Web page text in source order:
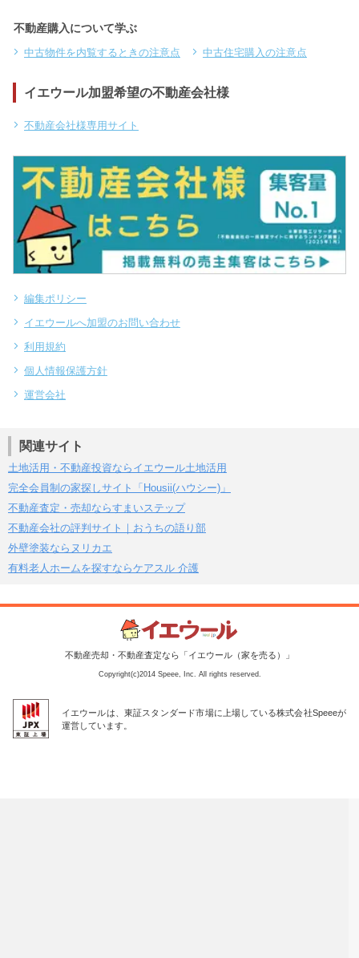
不動産購入について学ぶ
中古物件を内覧するときの注意点 中古住宅購入の注意点
イエウール加盟希望の不動産会社様
不動産会社様専用サイト
編集ポリシー
イエウールへ加盟のお問い合わせ
利用規約
個人情報保護方針
運営会社
関連サイト
土地活用・不動産投資ならイエウール土地活用
完全会員制の家探しサイト「Housii(ハウシー)」
不動産査定・売却ならすまいステップ
不動産会社の評判サイト｜おうちの語り部
外壁塗装ならヌリカエ
有料老人ホームを探すならケアスル 介護
不動産売却・不動産査定なら「イエウール（家を売る）」
Copyright(c)2014 Speee, Inc. All rights reserved.
イエウールは、東証スタンダード市場に上場している株式会社Speeeが
運営しています。